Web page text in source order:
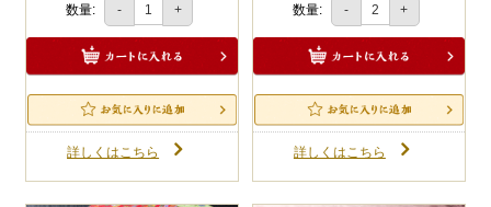
数量: - +
詳しくはこちら
数量: - +
詳しくはこちら